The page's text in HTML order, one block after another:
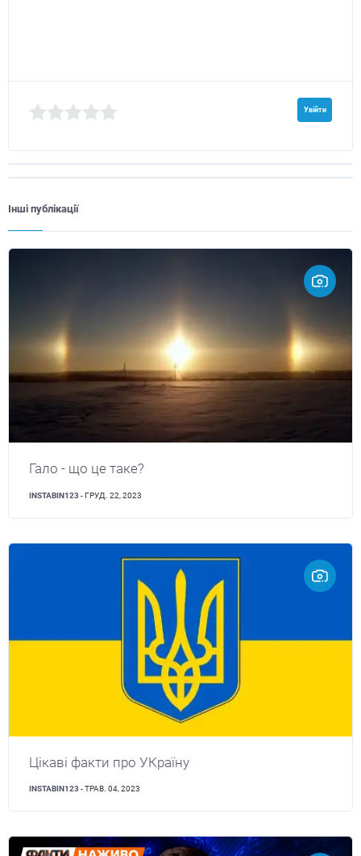
Увійти
Інші публікації
Гало - що це таке?
INSTABIN123 - ГРУД. 22, 2023
Цікаві факти про УКраїну
INSTABIN123 - ТРАВ. 04, 2023